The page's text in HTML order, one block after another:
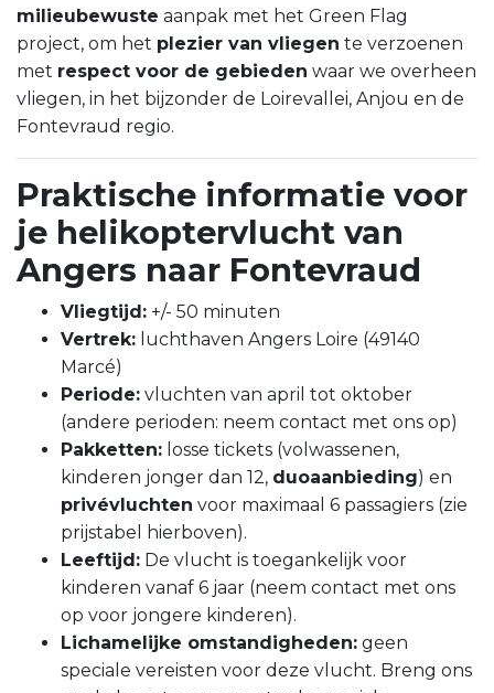
milieubewuste aanpak met het Green Flag
project, om het plezier van vliegen te verzoenen
met respect voor de gebieden waar we overheen
vliegen, in het bijzonder de Loirevallei, Anjou en de
Fontevraud regio.
Praktische informatie voor
je helikoptervlucht van
Angers naar Fontevraud
Vliegtijd: +/- 50 minuten
Vertrek: luchthaven Angers Loire (49140
Marcé)
Periode: vluchten van april tot oktober
(andere perioden: neem contact met ons op)
Pakketten: losse tickets (volwassenen,
kinderen jonger dan 12, duoaanbieding) en
privévluchten voor maximaal 6 passagiers (zie
prijstabel hierboven).
Leeftijd: De vlucht is toegankelijk voor
kinderen vanaf 6 jaar (neem contact met ons
op voor jongere kinderen).
Lichamelijke omstandigheden: geen
speciale vereisten voor deze vlucht. Breng ons